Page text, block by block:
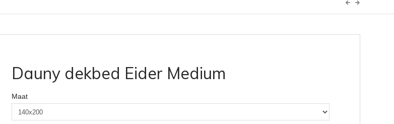
Dauny dekbed Eider Medium
Maat